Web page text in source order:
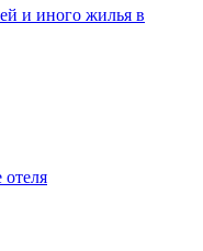
и иного жилья в